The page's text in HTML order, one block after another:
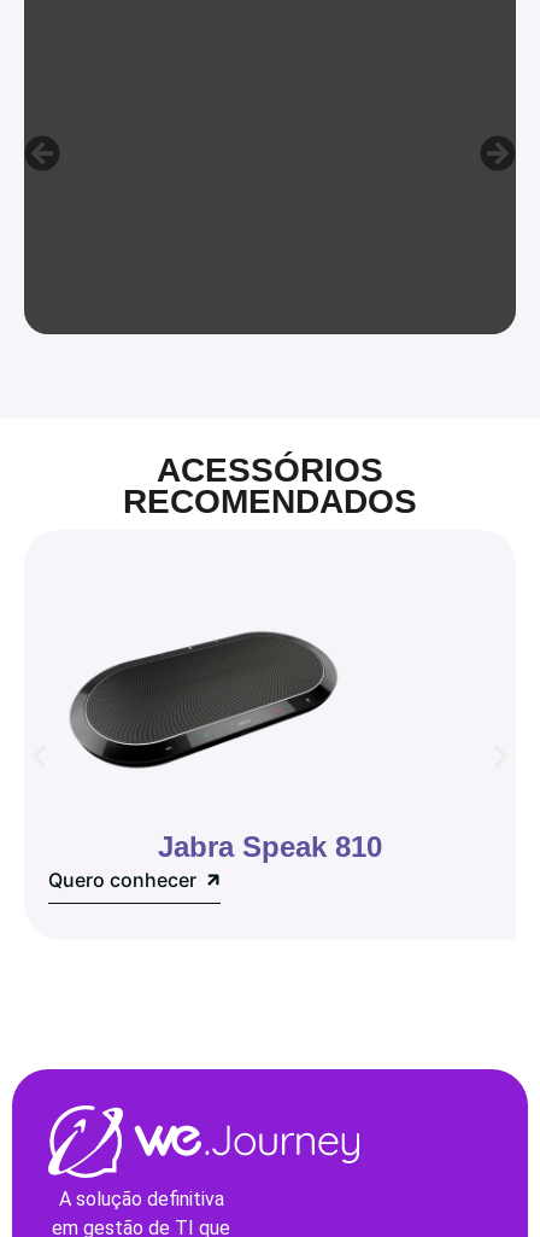
ACESSÓRIOS
RECOMENDADOS
Jabra Speak 810
Quero conhecer
A solução definitiva
em gestão de TI que